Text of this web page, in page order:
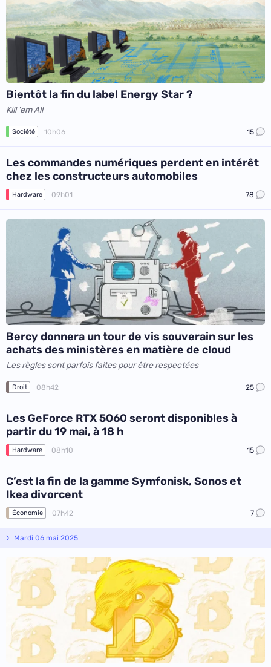
Bientôt la fin du label Energy Star ?
Kill 'em All
Société 10h06 15
Les commandes numériques perdent en intérêt
chez les constructeurs automobiles
Hardware 09h01 78
Bercy donnera un tour de vis souverain sur les
achats des ministères en matière de cloud
Les règles sont parfois faites pour être respectées
Droit 08h42 25
Les GeForce RTX 5060 seront disponibles à
partir du 19 mai, à 18 h
Hardware 08h10 15
C’est la fin de la gamme Symfonisk, Sonos et
Ikea divorcent
Économie 07h42 7
Mardi 06 mai 2025